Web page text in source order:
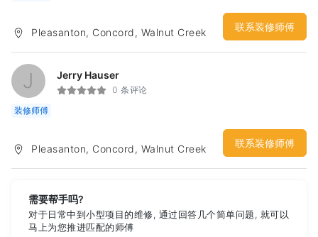
Pleasanton, Concord, Walnut Creek 联系装修师傅
J Jerry Hauser
0 条评论
装修师傅
Pleasanton, Concord, Walnut Creek 联系装修师傅
需要帮手吗?
对于日常中到小型项目的维修, 通过回答几个简单问题, 就可以
马上为您推进匹配的师傅